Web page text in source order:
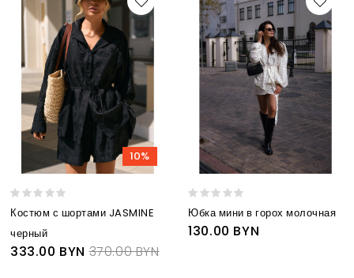
10%
Костюм с шортами JASMINE
черный
333.00 BYN 370.00 BYN
Юбка мини в горох молочная
130.00 BYN